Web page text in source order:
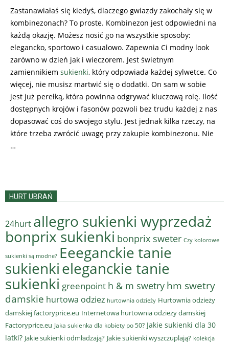
Zastanawiałaś się kiedyś, dlaczego gwiazdy zakochały się w
kombinezonach? To proste. Kombinezon jest odpowiedni na
każdą okazję. Możesz nosić go na wszystkie sposoby:
elegancko, sportowo i casualowo. Zapewnia Ci modny look
zarówno w dzień jak i wieczorem. Jest świetnym
zamiennikiem sukienki, który odpowiada każdej sylwetce. Co
więcej, nie musisz martwić się o dodatki. On sam w sobie
jest już perełką, która powinna odgrywać kluczową rolę. Ilość
dostępnych krojów i fasonów pozwoli bez trudu każdej z nas
dopasować coś do swojego stylu. Jest jednak kilka rzeczy, na
które trzeba zwrócić uwagę przy zakupie kombinezonu. Nie
…
HURT UBRAŃ
24hurt allegro sukienki wyprzedaż
bonprix sukienki bonprix sweter Czy kolorowe
sukienki są modne? Eeeganckie tanie
sukienkieleganckie tanie
sukienki greenpoint h & m swetry hm swetry
damskie hurtowa odziez hurtownia odzieży Hurtownia odzieży
damskiej factoryprice.eu Internetowa hurtownia odzieży damskiej
Factoryprice.eu Jaka sukienka dla kobiety po 50? Jakie sukienki dla 30
latki? Jakie sukienki odmładzają? Jakie sukienki wyszczuplają? kolekcja